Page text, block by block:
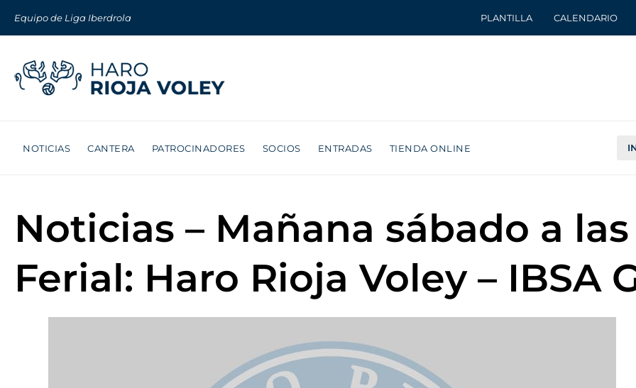
Equipo de Liga Iberdrola PLANTILLA CALENDARIO
NOTICIAS CANTERA PATROCINADORES SOCIOS ENTRADAS TIENDA ONLINE
Noticias – Mañana sábado a
Ferial: Haro Rioja Voley – IBSA